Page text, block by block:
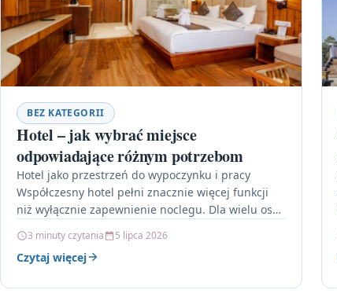
BEZ KATEGORII
Hotel – jak wybrać miejsce
odpowiadające różnym potrzebom
Hotel jako przestrzeń do wypoczynku i pracy
Współczesny hotel pełni znacznie więcej funkcji
niż wyłącznie zapewnienie noclegu. Dla wielu osób
3 minuty czytania 5 lipca 2026
Czytaj więcej